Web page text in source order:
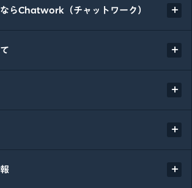
らChatwork（チャットワーク）